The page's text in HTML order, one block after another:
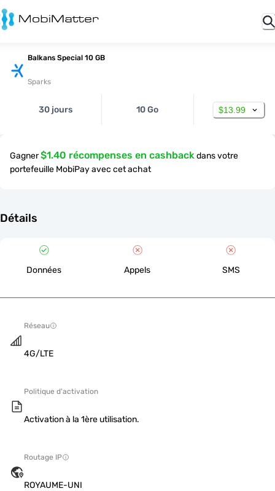
Balkans Special 10 GB
Sparks
30 jours 10 Go $13.99
Gagner$1.40 récompenses en cashbackdans votre
portefeuille MobiPay avec cet achat
Détails
Données Appels SMS
Réseau
4G/LTE
Politique d'activation
Activation à la 1ère utilisation.
Routage IP
ROYAUME-UNI